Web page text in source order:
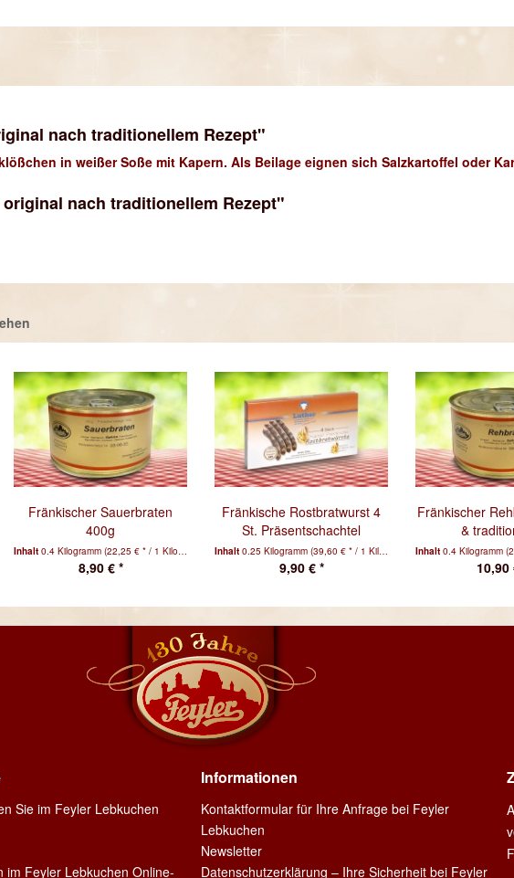
nach traditionellem Rezept"
in weißer Soße mit Kapern. Als Beilage eignen sich Salzkartoffel oder
nach traditionellem Rezept"
Fränkischer Sauerbraten
400g
Inhalt 0.4 Kilogramm (22,25 € * / 1 Kilogramm)
8,90 € *
Fränkische Rostbratwurst 4
St. Präsentschachtel
Inhalt 0.25 Kilogramm (39,60 € * / 1 Kilogramm)
9,90 € *
Fränkischer
&
Inhalt 0.4 Kilogramm
10,90
Sie im Feyler Lebkuchen
im Feyler Lebkuchen Online-
Informationen
Kontaktformular für Ihre Anfrage bei Feyler
Lebkuchen
Newsletter
Datenschutzerklärung – Ihre Sicherheit bei Feyler